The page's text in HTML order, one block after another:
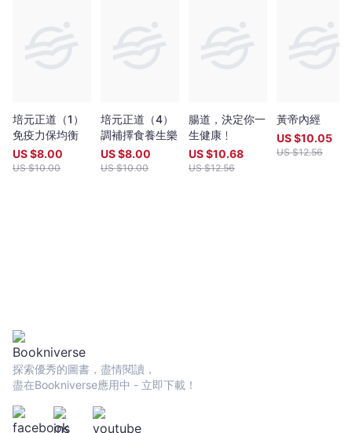
培元正道（1）
免疫力保均衡
US $8.00
US $10.00
培元正道（4）
調補擇食養生樂
US $8.00
US $10.00
腸道，決定你一
生健康﹗
US $10.68
US $12.56
黃帝內經
US $10.05
US $12.56
探索優秀的圖書，盡情閱讀，
盡在Bookniverse應用中 - 立即下載！